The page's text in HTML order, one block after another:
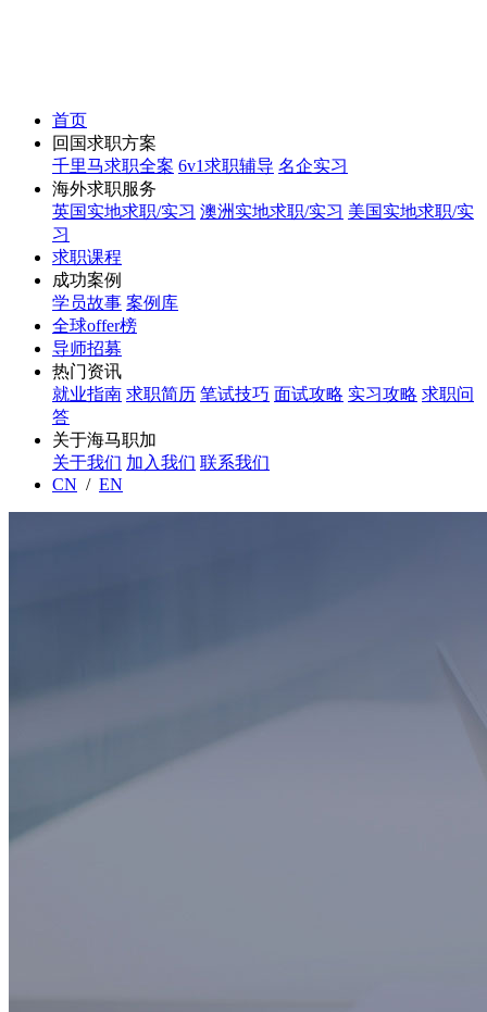
首页
回国求职方案
千里马求职全案 6v1求职辅导 名企实习
海外求职服务
英国实地求职/实习 澳洲实地求职/实习 美国实地求职/实
习
求职课程
成功案例
学员故事 案例库
全球offer榜
导师招募
热门资讯
就业指南 求职简历 笔试技巧 面试攻略 实习攻略 求职问
答
关于海马职加
关于我们 加入我们 联系我们
CN / EN